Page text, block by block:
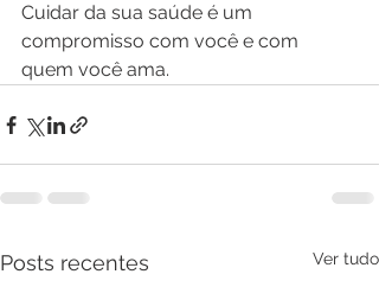
Cuidar da sua saúde é um
compromisso com você e com
quem você ama.
Posts recentes Ver tudo